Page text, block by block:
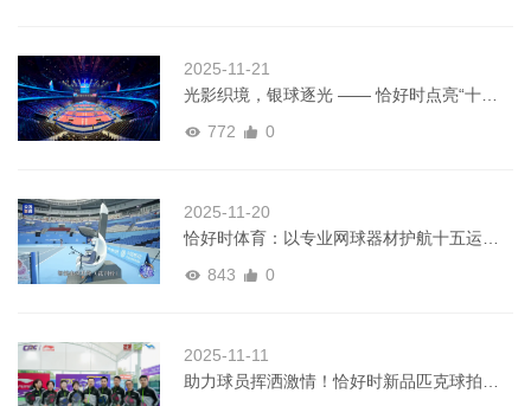
2025-11-21
光影织境，银球逐光 —— 恰好时点亮“十五
772 0
2025-11-20
恰好时体育：以专业网球器材护航十五运，
843 0
2025-11-11
助力球员挥洒激情！恰好时新品匹克球拍亮